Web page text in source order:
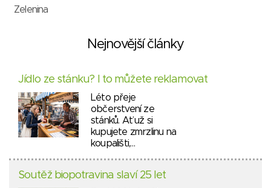
Zelenina
Nejnovější články
Jídlo ze stánku? I to můžete reklamovat
Léto přeje
občerstvení ze
stánků. Ať už si
kupujete zmrzlinu na
koupališti,…
Soutěž biopotravina slaví 25 let